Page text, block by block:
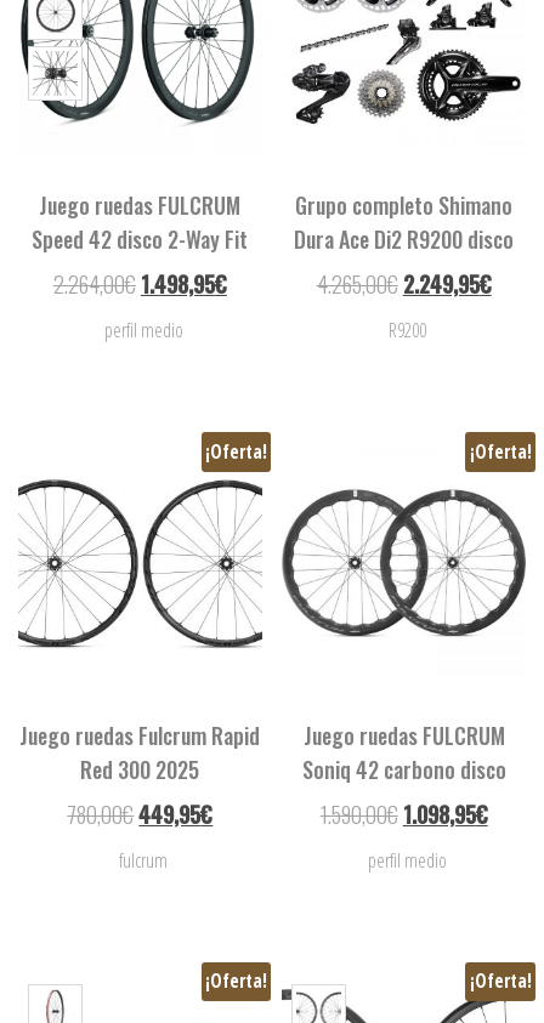
Juego ruedas FULCRUM
Speed 42 disco 2-Way Fit
2.264,00€1.498,95€
perfil medio
Grupo completo Shimano
Dura Ace Di2 R9200 disco
4.265,00€ 2.249,95€
R9200
¡Oferta!
Juego ruedas Fulcrum Rapid
Red 300 2025
780,00€449,95€
fulcrum
¡Oferta!
Juego ruedas FULCRUM
Soniq 42 carbono disco
1.590,00€ 1.098,95€
perfil medio
¡Oferta! ¡Oferta!